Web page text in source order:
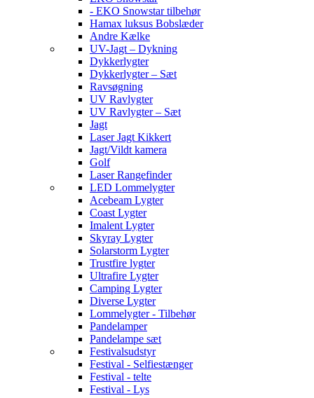
- EKO Snowstar tilbehør
Hamax luksus Bobslæder
Andre Kælke
UV-Jagt – Dykning
Dykkerlygter
Dykkerlygter – Sæt
Ravsøgning
UV Ravlygter
UV Ravlygter – Sæt
Jagt
Laser Jagt Kikkert
Jagt/Vildt kamera
Golf
Laser Rangefinder
LED Lommelygter
Acebeam Lygter
Coast Lygter
Imalent Lygter
Skyray Lygter
Solarstorm Lygter
Trustfire lygter
Ultrafire Lygter
Camping Lygter
Diverse Lygter
Lommelygter - Tilbehør
Pandelamper
Pandelampe sæt
Festivalsudstyr
Festival - Selfiestænger
Festival - telte
Festival - Lys